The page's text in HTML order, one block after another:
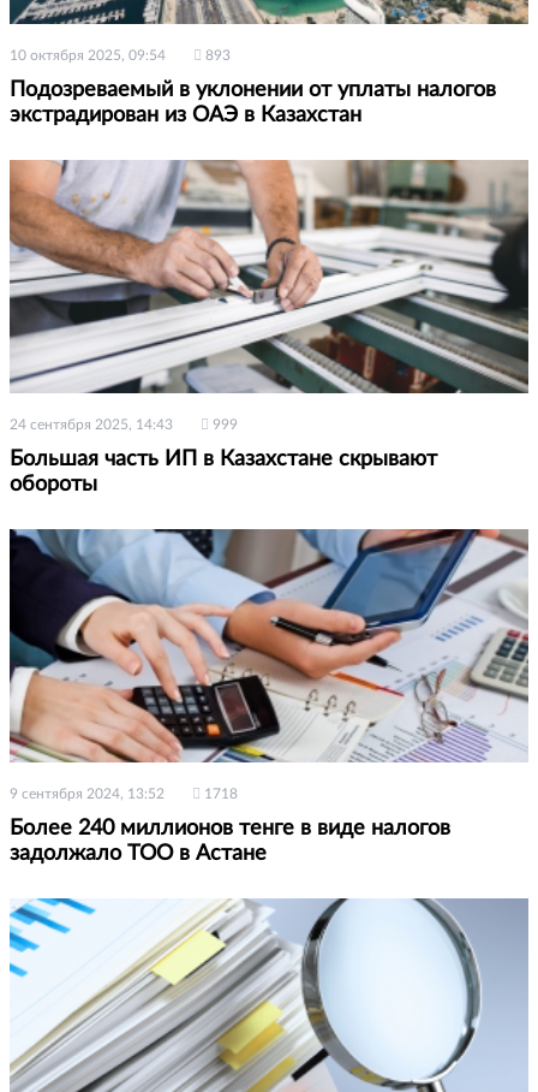
10 октября 2025, 09:54 893
Подозреваемый в уклонении от уплаты налогов
экстрадирован из ОАЭ в Казахстан
24 сентября 2025, 14:43 999
Большая часть ИП в Казахстане скрывают
обороты
9 сентября 2024, 13:52 1718
Более 240 миллионов тенге в виде налогов
задолжало ТОО в Астане